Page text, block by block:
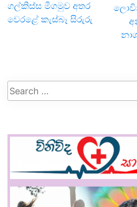
ගල්කිස්ස මීගමුව අතර
වෙරළේ කැස්බෑ සිරුරු